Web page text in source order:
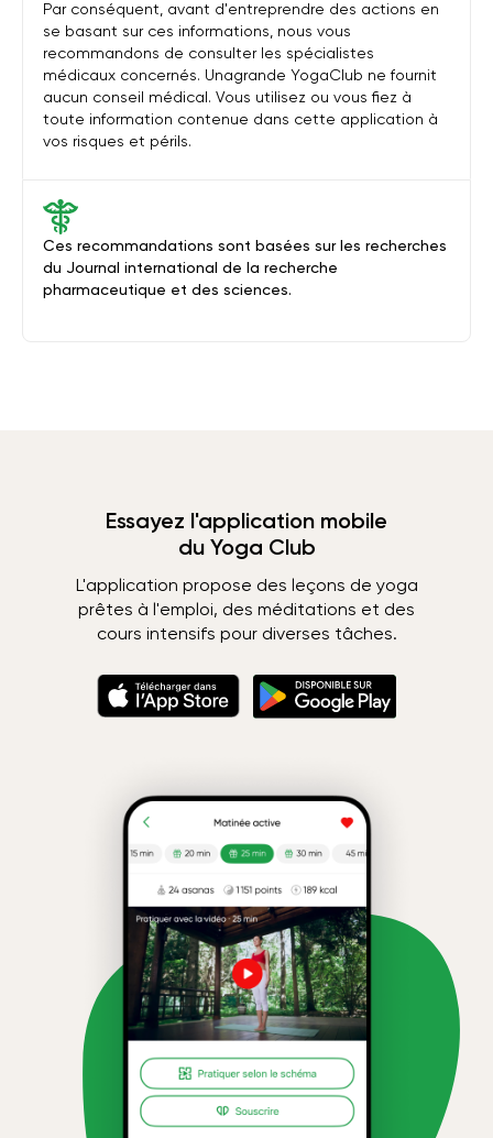
Ces recommandations sont basées sur les recherches
du Journal international de la recherche
pharmaceutique et des sciences.
Par conséquent, avant d'entreprendre des actions en
se basant sur ces informations, nous vous
recommandons de consulter les spécialistes
médicaux concernés. Unagrande YogaClub ne fournit
aucun conseil médical. Vous utilisez ou vous fiez à
toute information contenue dans cette application à
vos risques et périls.
Essayez l'application mobile
du Yoga Club
L'application propose des leçons de yoga
prêtes à l'emploi, des méditations et des
cours intensifs pour diverses tâches.